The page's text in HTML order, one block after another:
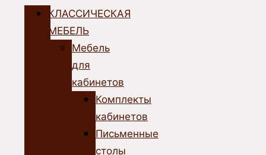
КЛАССИЧЕСКАЯ
МЕБЕЛЬ
Мебель
для
кабинетов
Комплекты
кабинетов
Письменные
столы